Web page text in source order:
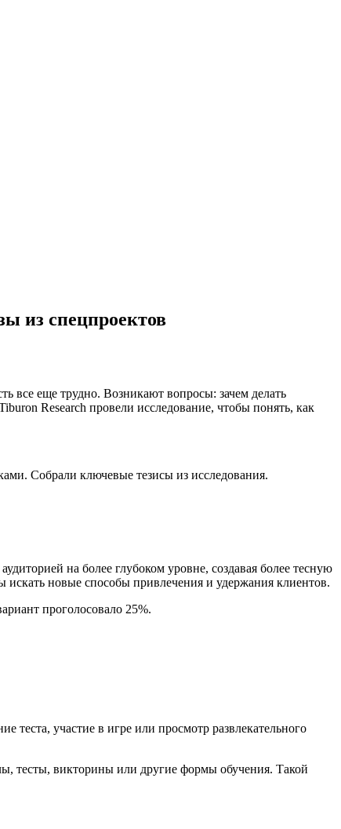
из спецпроектов
все еще трудно. Возникают вопросы: зачем делать
Research провели исследование, чтобы понять, как
Собрали ключевые тезисы из исследования.
на более глубоком уровне, создавая более тесную
новые способы привлечения и удержания клиентов.
проголосовало 25%.
теста, участие в игре или просмотр развлекательного
тесты, викторины или другие формы обучения. Такой